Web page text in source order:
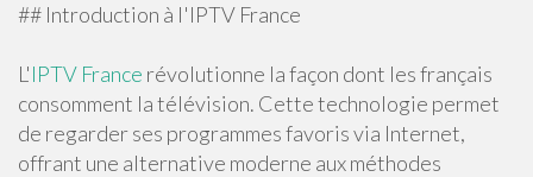
## Introduction à l'IPTV France
L'IPTV France révolutionne la façon dont les français
consomment la télévision. Cette technologie permet
de regarder ses programmes favoris via Internet,
offrant une alternative moderne aux méthodes